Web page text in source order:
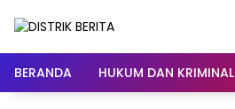
BERANDA
HUKUM DAN KRIMINAL